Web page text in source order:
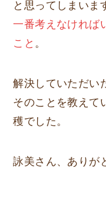
と思ってしまいま
一番考えなければ
こと 。
解決していただい
そのことを教えて
穫でした。
詠美さん、ありが